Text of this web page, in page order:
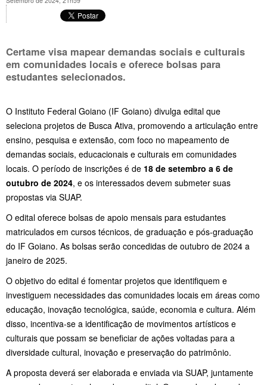
Certame visa mapear demandas sociais e culturais
em comunidades locais e oferece bolsas para
estudantes selecionados.
O Instituto Federal Goiano (IF Goiano) divulga edital que
seleciona projetos de Busca Ativa, promovendo a articulação entre
ensino, pesquisa e extensão, com foco no mapeamento de
demandas sociais, educacionais e culturais em comunidades
locais. O período de inscrições é de 18 de setembro a 6 de
outubro de 2024, e os interessados devem submeter suas
propostas via SUAP.
O edital oferece bolsas de apoio mensais para estudantes
matriculados em cursos técnicos, de graduação e pós-graduação
do IF Goiano. As bolsas serão concedidas de outubro de 2024 a
janeiro de 2025.
O objetivo do edital é fomentar projetos que identifiquem e
investiguem necessidades das comunidades locais em áreas como
educação, inovação tecnológica, saúde, economia e cultura. Além
disso, incentiva-se a identificação de movimentos artísticos e
culturais que possam se beneficiar de ações voltadas para a
diversidade cultural, inovação e preservação do patrimônio.
A proposta deverá ser elaborada e enviada via SUAP, juntamente